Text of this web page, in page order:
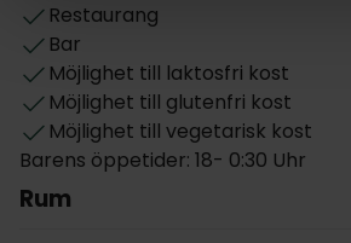
Restaurang
Bar
Möjlighet till laktosfri kost
Möjlighet till glutenfri kost
Möjlighet till vegetarisk kost
Barens öppetider: 18- 0:30 Uhr
Rum